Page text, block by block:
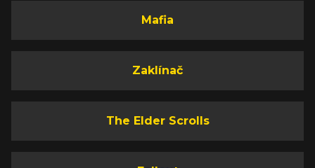
Mafia
Zaklínač
The Elder Scrolls